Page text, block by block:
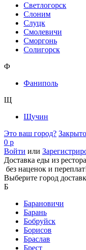
Светлогорск
Слоним
Слуцк
Смолевичи
Сморгонь
Солигорск
Ф
Фаниполь
Щ
Щучин
Это ваш город? Закрыто
0 р
Войти или
Доставка еды из
без наценок и
Выберите город
Б
Барановичи
Барань
Бобруйск
Борисов
Браслав
Брест